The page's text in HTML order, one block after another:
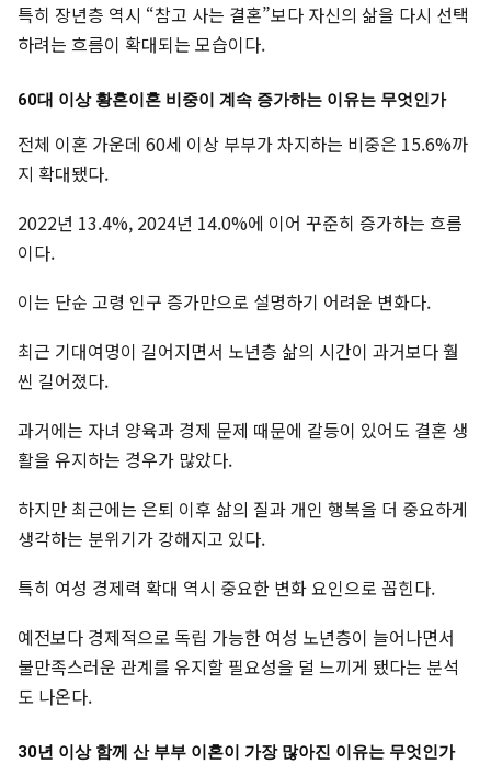
특히 장년층 역시 “참고 사는 결혼”보다 자신의 삶을 다시 선택
하려는 흐름이 확대되는 모습이다.
60대 이상 황혼이혼 비중이 계속 증가하는 이유는 무엇인가
전체 이혼 가운데 60세 이상 부부가 차지하는 비중은 15.6%까
지 확대됐다.
2022년 13.4%, 2024년 14.0%에 이어 꾸준히 증가하는 흐름
이다.
이는 단순 고령 인구 증가만으로 설명하기 어려운 변화다.
최근 기대여명이 길어지면서 노년층 삶의 시간이 과거보다 훨
씬 길어졌다.
과거에는 자녀 양육과 경제 문제 때문에 갈등이 있어도 결혼 생
활을 유지하는 경우가 많았다.
하지만 최근에는 은퇴 이후 삶의 질과 개인 행복을 더 중요하게
생각하는 분위기가 강해지고 있다.
특히 여성 경제력 확대 역시 중요한 변화 요인으로 꼽힌다.
예전보다 경제적으로 독립 가능한 여성 노년층이 늘어나면서
불만족스러운 관계를 유지할 필요성을 덜 느끼게 됐다는 분석
도 나온다.
30년 이상 함께 산 부부 이혼이 가장 많아진 이유는 무엇인가